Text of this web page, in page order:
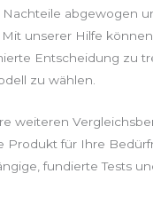
Nachteile abgewogen
unserer Hilfe
Entscheidung zu
zu wählen.
weiteren
Produkt für Ihre
fundierte Tests